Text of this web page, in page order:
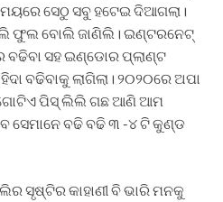
ସେଠୁ ସବୁ ହଟେଇ ଦିଆଗଲା।
ଫୁଲ ବୋଲି ଜାଣିଲି। ଇଣ୍ଟରନେଟ୍
ବଢିବା ସହ ଇଣ୍ଡୋର ପ୍ଲାଣ୍ଟ
ବଢିବାକୁ ଲାଗିଲା। ୨୦୨୦ରେ ଅପା
ପିସ୍ ଲିଲି ଗଛ ଆଣି ଆମ
ସେମାନେ ବଢି ବଢି ୩ -୪ ଟି କୁଣ୍ଡ
କାହାଣୀ ବି ଭାରି ମନକୁ